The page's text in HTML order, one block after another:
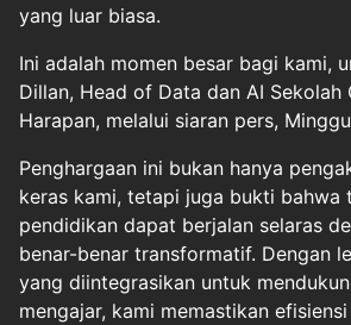
yang luar biasa.
Ini adalah momen besar bagi kami,
Dillan, Head of Data dan AI Sekolah
Harapan, melalui siaran pers,
Penghargaan ini bukan hanya
keras kami, tetapi juga bukti bahwa
pendidikan dapat berjalan selaras
benar-benar transformatif. Dengan
yang diintegrasikan untuk
mengajar, kami memastikan